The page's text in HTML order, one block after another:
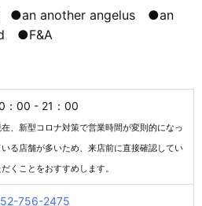
●an another angelus ●an
●F&A
：00 - 21：00
、新型コロナ対策で営業時間が変則的になっ
る店舗が多いため、来店前に直接確認してい
くことをおすすめします。
756-2475